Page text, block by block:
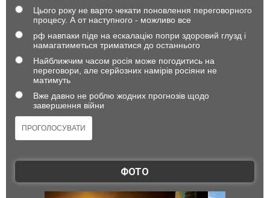
Цього року не варто чекати поновлення переговорного
процесу. А от наступного - можливо все
рф навпаки піде на ескалацію попри здоровий глузд і
намагатиметься триматися до останнього
Найближчим часом росія може погодитись на
переговори, але серйозних намірів росіяни не
матимуть
Вже давно не роблю жодних прогнозів щодо
завершення війни
ФОТО